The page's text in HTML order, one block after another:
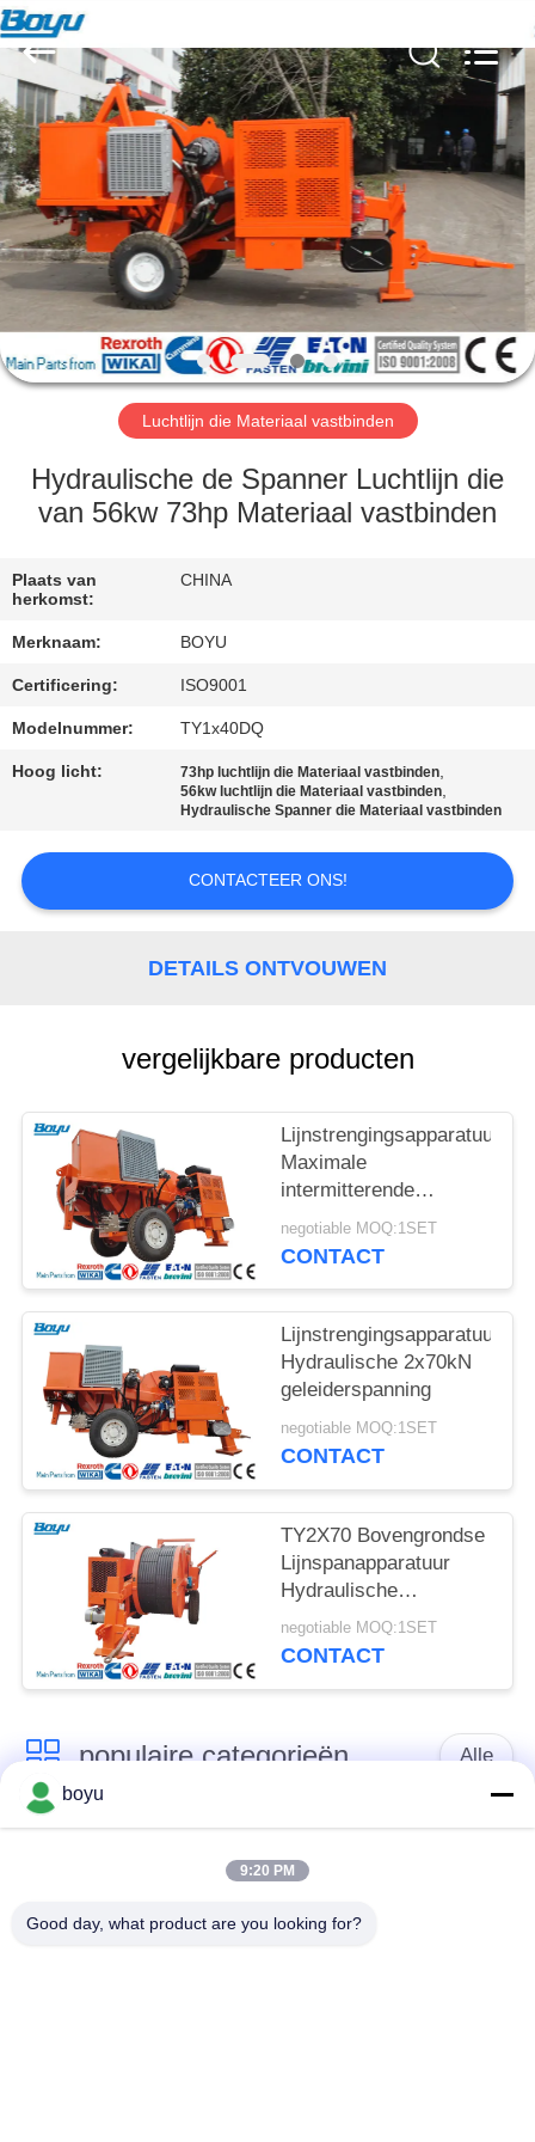
HUIS
PRODUCTEN
ONGEVEER
FABRIEKSREIS
KWALITEITSCONTROLE
CONTACTEER
ONS
NIEUWS
VERZOEK
OM EEN
SITEMAP
Boyu
Electric
Machinery
Rights
Reserved.
Luchtlijn die Materiaal vastbinden
Hydraulische de Spanner Luchtlijn die
van 56kw 73hp Materiaal vastbinden
Plaats van
herkomst:
CHINA
Merknaam: BOYU
Certificering: ISO9001
Modelnummer: TY1x40DQ
Hoog licht: 73hp luchtlijn die Materiaal vastbinden,
56kw luchtlijn die Materiaal vastbinden,
Hydraulische Spanner die Materiaal vastbinden
CONTACTEER ONS!
DETAILS ONTVOUWEN
vergelijkbare producten
Lijnstrengingsapparatuur
Maximale
intermitterende
spanning 2x70kN
Hydraulische
negotiable MOQ:1SET
CONTACT
Lijnstrengingsapparatuur
Hydraulische 2x70kN
geleiderspanning
negotiable MOQ:1SET
CONTACT
TY2X70 Bovengrondse
Lijnspanapparatuur
Hydraulische
Krachtspanner
negotiable MOQ:1SET
CONTACT
populaire categorieën Alle
transmissielijn die
Luchtlijn die Materiaal
vastbinden
spanning die
De antikabel van de
boyu
9:20 PM
Good day, what product are you looking for?